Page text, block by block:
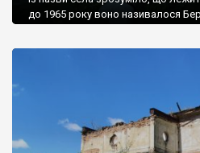
до 1965 року воно називалося
Наддністрянське відрізняється
сіл. У селі є мурована